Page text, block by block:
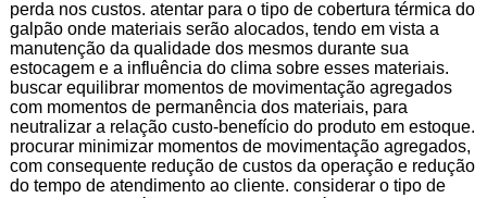
perda nos custos. atentar para o tipo de cobertura térmica do
galpão onde materiais serão alocados, tendo em vista a
manutenção da qualidade dos mesmos durante sua
estocagem e a influência do clima sobre esses materiais.
buscar equilibrar momentos de movimentação agregados
com momentos de permanência dos materiais, para
neutralizar a relação custo-benefício do produto em estoque.
procurar minimizar momentos de movimentação agregados,
com consequente redução de custos da operação e redução
do tempo de atendimento ao cliente. considerar o tipo de